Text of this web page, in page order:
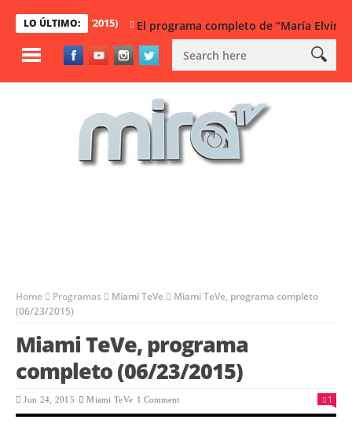
LO ÚLTIMO:
(06/25/2015) El programa completo de “María Elvira” (06/
Home Programas Miami TeVe
Miami TeVe, programa completo
(06/23/2015)
Miami TeVe, programa
completo (06/23/2015)
Jun 24, 2015 Miami TeVe 1 Comment 1